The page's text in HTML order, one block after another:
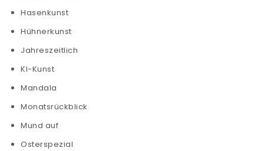
Hasenkunst
Hühnerkunst
Jahreszeitlich
KI-Kunst
Mandala
Monatsrückblick
Mund auf
Osterspezial